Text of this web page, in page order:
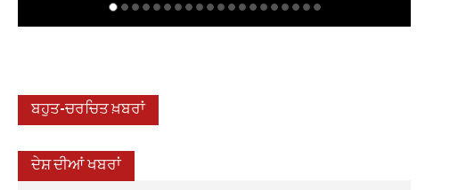
ਬਹੁਤ-ਚਰਚਿਤ ਖ਼ਬਰਾਂ
ਦੇਸ਼ ਦੀਆਂ ਖਬਰਾਂ